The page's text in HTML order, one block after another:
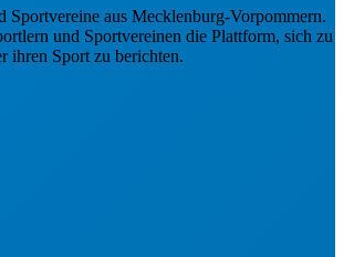
Sportvereine aus Mecklenburg-Vorpommern.
und Sportvereinen die Plattform, sich zu
ihren Sport zu berichten.